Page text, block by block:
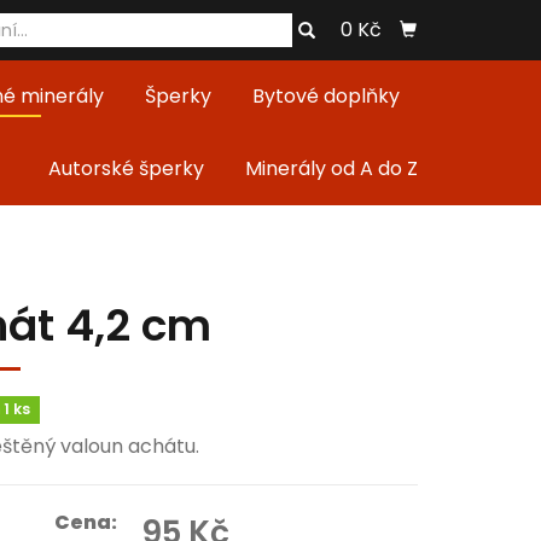
0 Kč
minerály Šperky Bytové doplňky
Autorské šperky Minerály od A do Z
4,2 cm
ks
valoun achátu.
Cena: 95 Kč